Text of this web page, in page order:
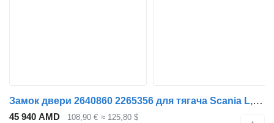
Замок двери 2640860 2265356 для тягача Scania L,P,G,R,S-series (2016)
45 940 AMD 108,90 € ≈ 125,80 $